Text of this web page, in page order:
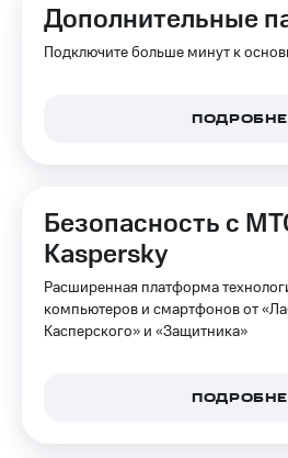
Дополнительные
Подключите больше минут к
Безопасность с
Kaspersky
Расширенная платформа
компьютеров и смартфонов от
Касперского» и «Защитника»